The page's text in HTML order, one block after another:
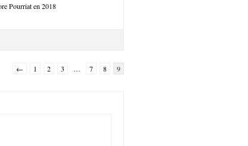
Pourriat en 2018
← 1 2 3 … 7 8 9